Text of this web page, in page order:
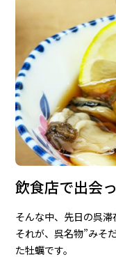
飲食店で出会
そんな中、先日の呉滞
それが、呉名物”みそ
た牡蠣です。